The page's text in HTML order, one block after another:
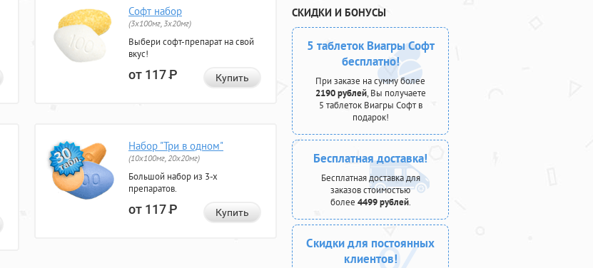
Софт набор
(3x100мг, 3x20мг)
Выбери софт-препарат на свой
вкус!
от 117Р Купить
Набор "Три в одном"
(10x100мг, 20x20мг)
Большой набор из 3-х
препаратов.
от 117Р Купить
СКИДКИ И БОНУСЫ
5 таблеток Виагры Софт
бесплатно!
При заказе на сумму более
2190 рублей, Вы получаете
5 таблеток Виагры Софт в
подарок!
Бесплатная доставка!
Бесплатная доставка для
заказов стоимостью
более 4499 рублей.
Скидки для постоянных
клиентов!